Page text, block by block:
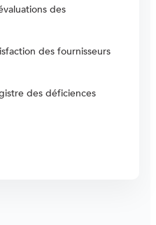
des
des fournisseurs
des déficiences